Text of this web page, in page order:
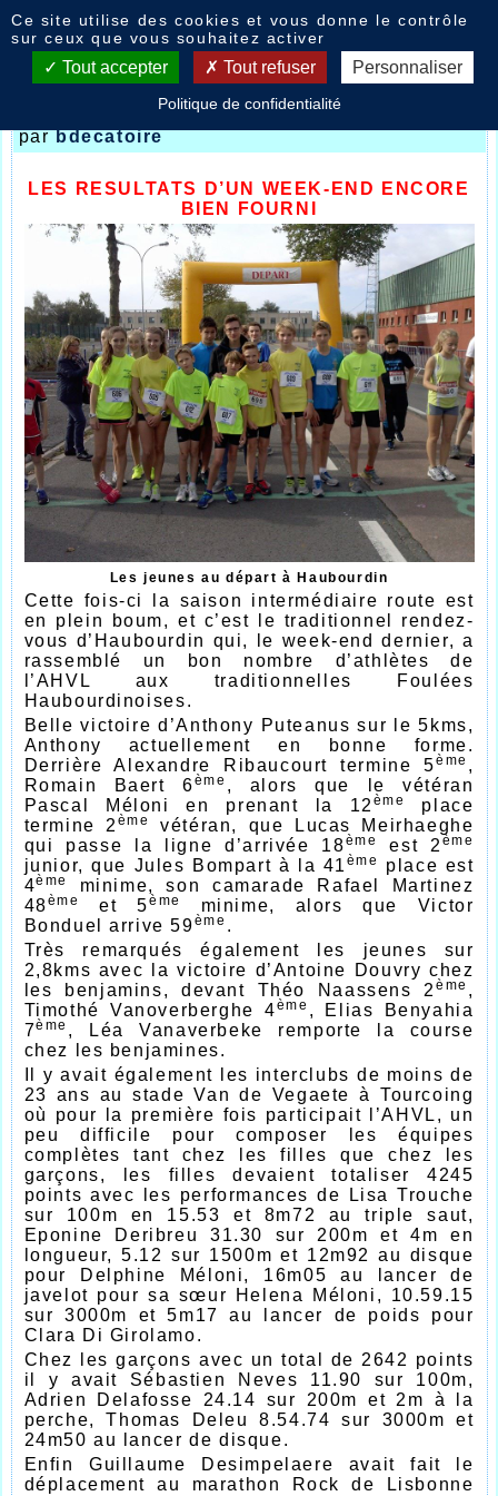
Nouvelles
Week-end bien fourni
parbdecatoire
LES RESULTATS D’UN WEEK-END ENCORE
BIEN FOURNI
Les jeunes au départ à Haubourdin
Cette fois-ci la saison intermédiaire route est
en plein boum, et c’est le traditionnel rendez-
vous d’Haubourdin qui, le week-end dernier, a
rassemblé un bon nombre d’athlètes de
l’AHVL aux traditionnelles Foulées
Haubourdinoises.
Belle victoire d’Anthony Puteanus sur le 5kms,
Anthony actuellement en bonne forme.
Derrière Alexandre Ribaucourt termine 5ème ,
Romain Baert 6ème , alors que le vétéran
Pascal Méloni en prenant la 12 ème
place
termine 2 ème
vétéran, que Lucas Meirhaeghe
qui passe la ligne d’arrivée 18ème est 2ème
junior, que Jules Bompart à la 41 ème
place est
4ème
minime, son camarade Rafael Martinez
48ème et 5ème
minime, alors que Victor
Bonduel arrive 59ème .
Très remarqués également les jeunes sur
2,8kms avec la victoire d’Antoine Douvry chez
les benjamins, devant Théo Naassens 2ème ,
Timothé Vanoverberghe 4ème , Elias Benyahia
7ème , Léa Vanaverbeke remporte la course
chez les benjamines.
Il y avait également les interclubs de moins de
23 ans au stade Van de Vegaete à Tourcoing
où pour la première fois participait l’AHVL, un
peu difficile pour composer les équipes
complètes tant chez les filles que chez les
garçons, les filles devaient totaliser 4245
points avec les performances de Lisa Trouche
sur 100m en 15.53 et 8m72 au triple saut,
Eponine Deribreu 31.30 sur 200m et 4m en
longueur, 5.12 sur 1500m et 12m92 au disque
pour Delphine Méloni, 16m05 au lancer de
javelot pour sa sœur Helena Méloni, 10.59.15
sur 3000m et 5m17 au lancer de poids pour
Clara Di Girolamo.
Chez les garçons avec un total de 2642 points
il y avait Sébastien Neves 11.90 sur 100m,
Adrien Delafosse 24.14 sur 200m et 2m à la
perche, Thomas Deleu 8.54.74 sur 3000m et
24m50 au lancer de disque.
Enfin Guillaume Desimpelaere avait fait le
déplacement au marathon Rock de Lisbonne
Ce site utilise des cookies et vous donne le contrôle
sur ceux que vous souhaitez activer
Tout accepter Tout refuser Personnaliser
Politique de confidentialité